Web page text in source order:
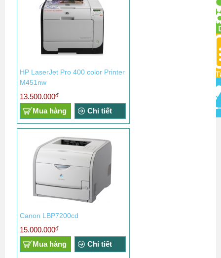
HP LaserJet Pro 400 color Printer
M451nw
13.500.000đ
Mua hàng Chi tiết
Canon LBP7200cd
15.000.000đ
Mua hàng Chi tiết